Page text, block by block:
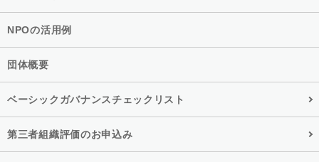
NPOの活用例
団体概要
ベーシックガバナンスチェックリスト
第三者組織評価のお申込み